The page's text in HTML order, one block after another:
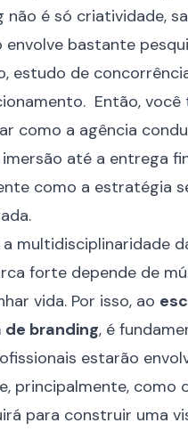
não é só criatividade,
bastante
estudo de
Então, você
como a agência
até a entrega
como a estratégia
a multidisciplinaridade
forte depende de
vida. Por isso, ao
de branding, é
estarão
principalmente, como
para construir uma